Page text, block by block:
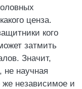
ценза.
кого
затмить
Значит,
не научная
же независимое и